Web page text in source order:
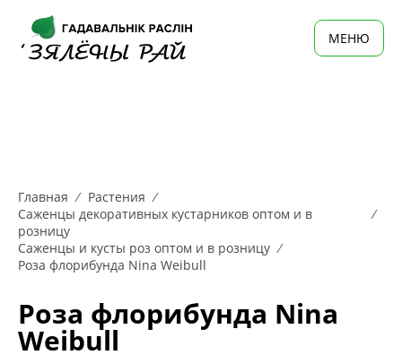
MЕНЮ
Главная
Растения
Саженцы декоративных кустарников оптом и в
розницу
Саженцы и кусты роз оптом и в розницу
Роза флорибунда Nina Weibull
Роза флорибунда Nina
Weibull